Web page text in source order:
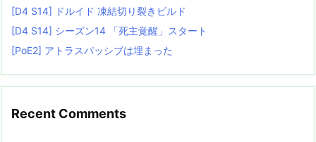
[D4 S14] ドルイド 凍結切り裂きビルド
[D4 S14] シーズン14 「死主覚醒」スタート
[PoE2] アトラスパッシブは埋まった
Recent Comments